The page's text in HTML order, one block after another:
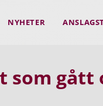
NYHETER
som